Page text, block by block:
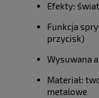
Efekty:
Funkcja
przycisk)
Wysuwana
Materiał:
metalowe